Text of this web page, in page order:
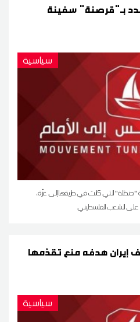
بـ"قرصنة" سفينة
سياسية
"حنظلة" التي كانت في طريقها إلى غزّة،
على الشعب الفلسطيني
إيران هدفه منع تقدّمها
سياسية